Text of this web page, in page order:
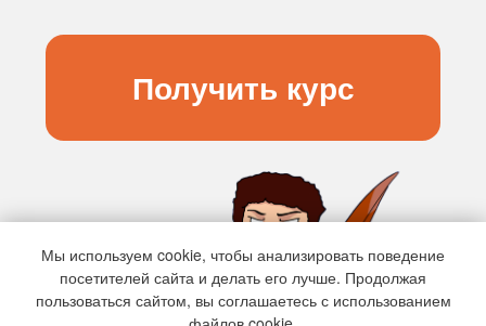
Мы используем cookie, чтобы анализировать поведение
посетителей сайта и делать его лучше. Продолжая
пользоваться сайтом, вы соглашаетесь с использованием